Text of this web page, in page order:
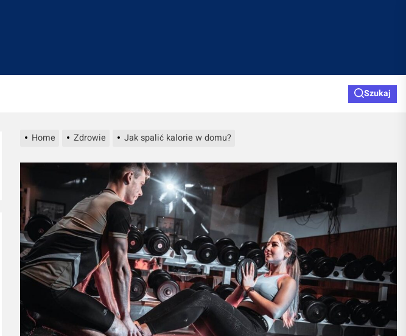
Szukaj
Home Zdrowie Jak spalić kalorie w domu?